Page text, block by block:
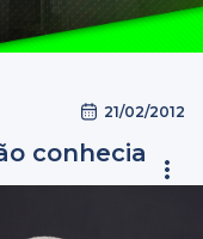
21/02/2012
conhecia